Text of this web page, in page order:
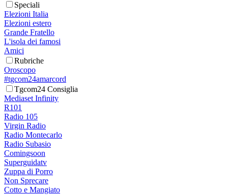
Speciali
Elezioni Italia
Elezioni estero
Grande Fratello
L'isola dei famosi
Amici
Rubriche
Oroscopo
#tgcom24amarcord
Tgcom24 Consiglia
Mediaset Infinity
R101
Radio 105
Virgin Radio
Radio Montecarlo
Radio Subasio
Comingsoon
Superguidatv
Zuppa di Porro
Non Sprecare
Cotto e Mangiato